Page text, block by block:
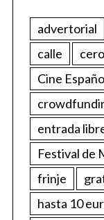
advertorial
calle
Cine
entrada
Festival de
frinje
hasta 10